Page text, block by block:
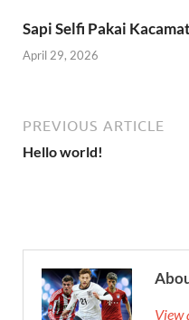
Sapi Selfi Pakai
April 29, 2026
PREVIOUS ARTICLE
Hello world!
View